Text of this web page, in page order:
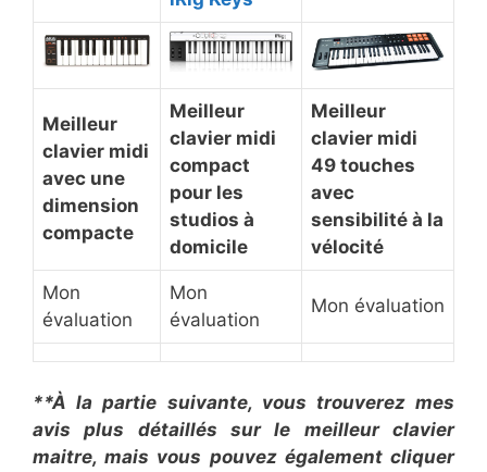
​Meilleur
clavier midi
avec une
dimension
compacte
​Meilleur
clavier midi
compact
pour les
studios à
domicile
​Meilleur
clavier midi
49 touches
avec
sensibilité à la
vélocité
Mon
évaluation
Mon
évaluation
Mon évaluation
**À la partie suivante, vous trouverez mes
avis plus détaillés sur le ​meilleur clavier
maitre, mais vous pouvez également cliquer